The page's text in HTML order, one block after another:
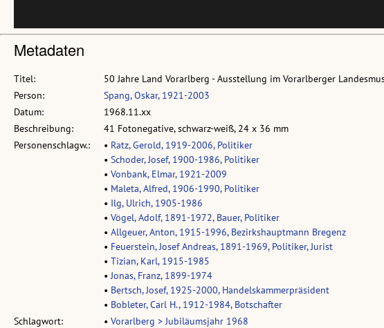
Metadaten
Titel:
50 Jahre Land Vorarlberg - Ausstellung im Vorarlberger
Person:
Spang, Oskar, 1921-2003
Datum:
1968.11.xx
Beschreibung:
41 Fotonegative, schwarz-weiß, 24 x 36 mm
Personenschlagw.:
• Ratz, Gerold, 1919-2006, Politiker
• Schoder, Josef, 1900-1986, Politiker
• Vonbank, Elmar, 1921-2009
• Maleta, Alfred, 1906-1990, Politiker
• Ilg, Ulrich, 1905-1986
• Vögel, Adolf, 1891-1972, Bauer, Politiker
• Allgeuer, Anton, 1915-1996, Bezirkshauptmann Bregenz
• Feuerstein, Josef Andreas, 1891-1969, Politiker, Jurist
• Tizian, Karl, 1915-1985
•Jonas, Franz, 1899-1974
• Bertsch, Josef, 1925-2000, Handelskammerpräsident
• Bobleter, Carl H., 1912-1984, Botschafter
Schlagwort:
• Vorarlberg > Jubiläumsjahr 1968